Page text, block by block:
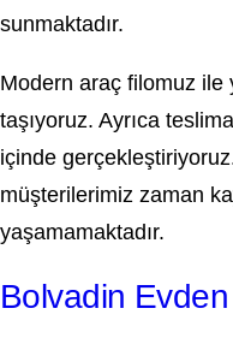
sunmaktadır.
Modern araç filomuz ile
taşıyoruz. Ayrıca
içinde
müşterilerimiz zaman
yaşamamaktadır.
Bolvadin